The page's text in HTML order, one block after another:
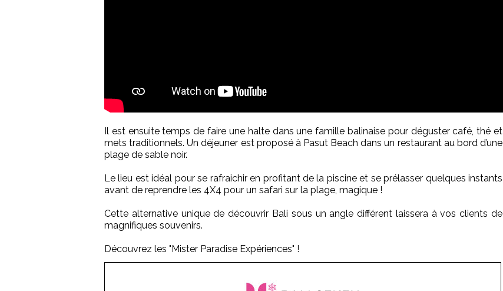
Il est ensuite temps de faire une halte dans une famille balinaise pour déguster café, thé et
mets traditionnels. Un déjeuner est proposé à Pasut Beach dans un restaurant au bord d’une
plage de sable noir.
Le lieu est idéal pour se rafraichir en profitant de la piscine et se prélasser quelques instants
avant de reprendre les 4X4 pour un safari sur la plage, magique !
Cette alternative unique de découvrir Bali sous un angle différent laissera à vos clients de
magnifiques souvenirs.
Découvrez les "Mister Paradise Expériences" !